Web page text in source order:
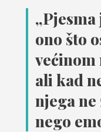
ono što
ali kad
njega
nego